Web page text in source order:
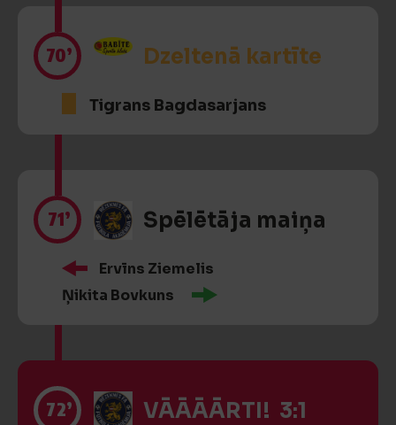
70’ Dzeltenā kartīte
Tigrans Bagdasarjans
71’ Spēlētāja maiņa
Ervīns Ziemelis
Ņikita Bovkuns
72’ VĀĀĀĀRTI! 3:1